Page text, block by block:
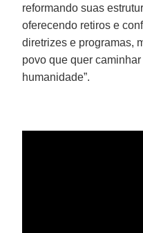
reformando suas
oferecendo retiros e
diretrizes e programas,
povo que quer
humanidade”.